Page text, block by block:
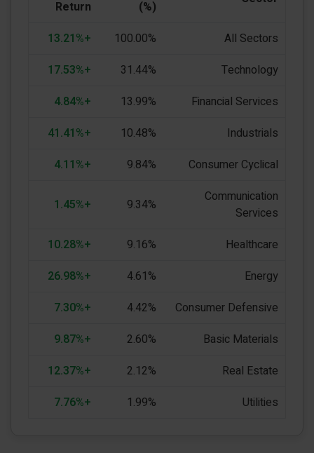
(%)
Return
All Sectors
100.00%
+13.21%
Technology
31.44%
+17.53%
Financial Services
13.99%
+4.84%
Industrials
10.48%
+41.41%
Consumer Cyclical
9.84%
+4.11%
Communication
Services
9.34%
+1.45%
Healthcare
9.16%
+10.28%
Energy
4.61%
+26.98%
Consumer Defensive
4.42%
+7.30%
Basic Materials
2.60%
+9.87%
Real Estate
2.12%
+12.37%
Utilities
1.99%
+7.76%